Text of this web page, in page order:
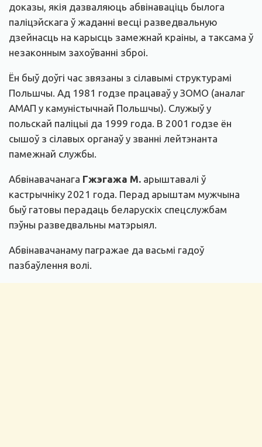
доказы, якія дазваляюць абвінаваціць былога
паліцэйскага ў жаданні весці разведвальную
дзейнасць на карысць замежнай краіны, а таксама ў
незаконным захоўванні зброі.
Ён быў доўгі час звязаны з сілавымі структурамі
Польшчы. Ад 1981 годзе працаваў у ЗОМО (аналаг
АМАП у камуністычнай Польшчы). Служыў у
польскай паліцыі да 1999 года. В 2001 годзе ён
сышоў з сілавых органаў у званні лейтэнанта
памежнай службы.
Абвінавачанага Гжэгажа М. арыштавалі ў
кастрычніку 2021 года. Перад арыштам мужчына
быў гатовы перадаць беларускіх спецслужбам
пэўны разведвальны матэрыял.
Абвінавачанаму пагражае да васьмі гадоў
пазбаўлення волі.